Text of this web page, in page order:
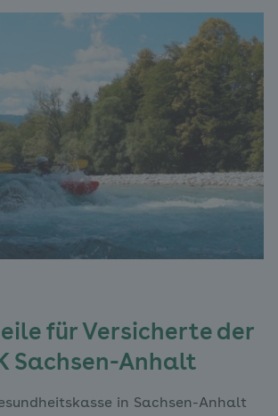
für Versicherte der
Sachsen-Anhalt
in Sachsen-Anhalt